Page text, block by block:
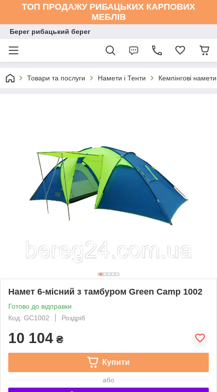
ТОП ПРОДАЖУ РИБАЦЬКИХ КАРПОВИХ
МЕБЛІВ
Берег рибацький берег
Товари та послуги Намети і Тенти Кемпінгові
Намет 6-місний з тамбуром Green Camp 1002
Готово до відправки
Код: GC1002
Роздріб
10 104 ₴
Купити
або